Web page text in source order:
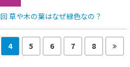
草や木の葉はなぜ緑色なの？
4 5 6 7 8